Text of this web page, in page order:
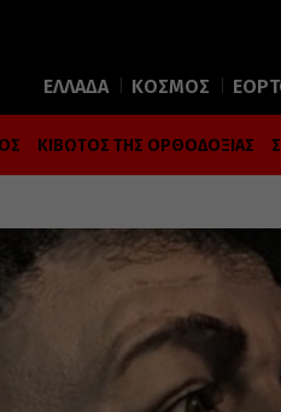
ΕΛΛΑΔΑ ΚΟΣΜΟΣ
ΚΙΒΩΤΟΣ ΤΗΣ ΟΡΘΟΔΟΞΙΑΣ